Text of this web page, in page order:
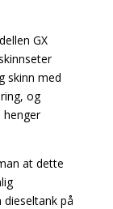
GX
skinn med
og
henger
at dette
på